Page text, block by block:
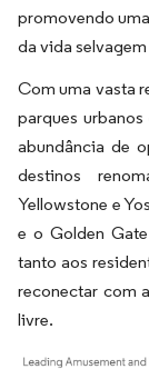
promovendo
da vida
Com uma vasta
parques
abundância de
destinos
Yellowstone e
e o Golden
tanto aos
reconectar com
livre.